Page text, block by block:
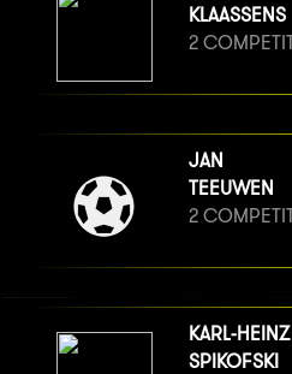
KLAASSENS
2
JAN
TEEUWEN
2
KARL-HEINZ
SPIKOFSKI